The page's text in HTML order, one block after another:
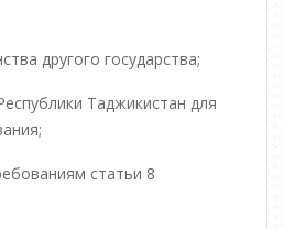
другого государства;
Таджикистан для
статьи 8